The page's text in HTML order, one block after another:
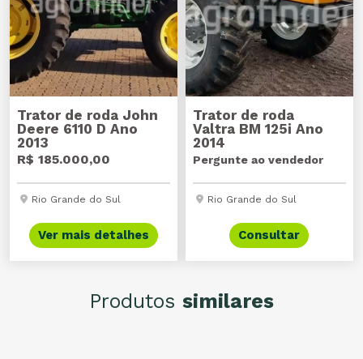
Produtos similares
Trator de roda John
Deere 6110 D Ano
2013
R$ 185.000,00
Rio Grande do Sul
Ver mais detalhes
Trator de roda
Valtra BM 125i Ano
2014
Pergunte ao vendedor
Rio Grande do Sul
Consultar